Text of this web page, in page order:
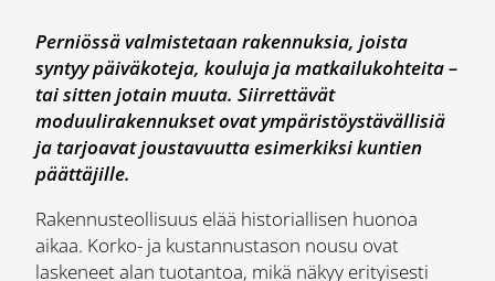
Perniössä valmistetaan rakennuksia, joista
syntyy päiväkoteja, kouluja ja matkailukohteita –
tai sitten jotain muuta. Siirrettävät
moduulirakennukset ovat ympäristöystävällisiä
ja tarjoavat joustavuutta esimerkiksi kuntien
päättäjille.
Rakennusteollisuus elää historiallisen huonoa
aikaa. Korko- ja kustannustason nousu ovat
laskeneet alan tuotantoa, mikä näkyy erityisesti